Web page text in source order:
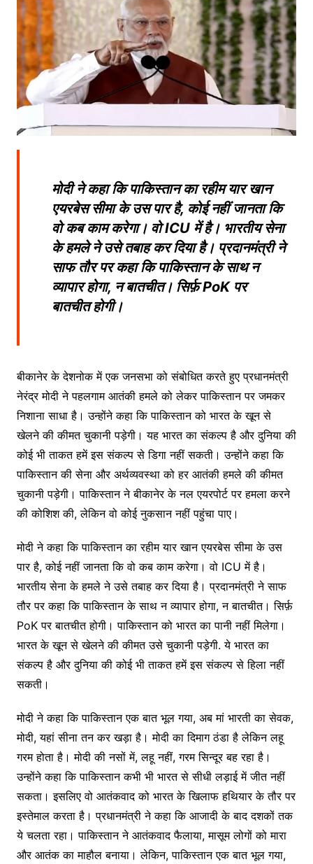
मोदी ने कहा कि पाकिस्तान का रहीम यार खान
एयरबेस सीमा के उस पार है, कोई नहीं जानता कि
वो कब काम करेगा। वो ICU में है। भारतीय सेना
के हमले ने उसे तबाह कर दिया है। प्रदानमंत्री ने
साफ तौर पर कहा कि पाकिस्तान के साथ न
व्यापार होगा, न बातचीत। सिर्फ़ PoK पर
बातचीत होगी।
बीकानेर के देशनोक में एक जनसभा को संबोधित करते हुए प्रधानमंत्री
नेरंद्र मोदी ने पहलगाम आतंकी हमले को लेकर पाकिस्तान पर जमकर
निशाना साधा है। उन्होंने कहा कि पाकिस्तान को भारत के खून से
खेलने की कीमत चुकानी पड़ेगी। यह भारत का संकल्प है और दुनिया की
कोई भी ताकत हमें इस संकल्प से डिगा नहीं सकती। उन्होंने कहा कि
पाकिस्तान की सेना और अर्थव्यवस्था को हर आतंकी हमले की कीमत
चुकानी पड़ेगी। पाकिस्तान ने बीकानेर के नल एयरपोर्ट पर हमला करने
की कोशिश की, लेकिन वो कोई नुकसान नहीं पहुंचा पाए।
मोदी ने कहा कि पाकिस्तान का रहीम यार खान एयरबेस सीमा के उस
पार है, कोई नहीं जानता कि वो कब काम करेगा। वो ICU में है।
भारतीय सेना के हमले ने उसे तबाह कर दिया है। प्रदानमंत्री ने साफ
तौर पर कहा कि पाकिस्तान के साथ न व्यापार होगा, न बातचीत। सिर्फ़
PoK पर बातचीत होगी। पाकिस्तान को भारत का पानी नहीं मिलेगा।
भारत के खून से खेलने की कीमत उसे चुकानी पड़ेगी. ये भारत का
संकल्प है और दुनिया की कोई भी ताकत हमें इस संकल्प से हिला नहीं
सकती।
मोदी ने कहा कि पाकिस्तान एक बात भूल गया, अब मां भारती का सेवक,
मोदी, यहां सीना तन कर खड़ा है। मोदी का दिमाग ठंडा है लेकिन लहू
गरम होता है। मोदी की नसों में, लहू नहीं, गरम सिन्दूर बह रहा है।
उन्होंने कहा कि पाकिस्तान कभी भी भारत से सीधी लड़ाई में जीत नहीं
सकता। इसलिए वो आतंकवाद को भारत के खिलाफ हथियार के तौर पर
इस्तेमाल करता है। प्रधानमंत्री ने कहा कि आजादी के बाद दशकों तक
ये चलता रहा। पाकिस्तान ने आतंकवाद फैलाया, मासूम लोगों को मारा
और आतंक का माहौल बनाया। लेकिन, पाकिस्तान एक बात भूल गया,